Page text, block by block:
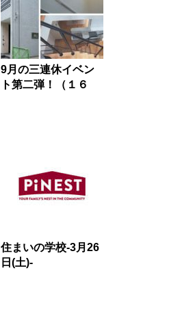
9月の三連休イベン
ト第二弾！（１６
住まいの学校-3月26
日(土)-